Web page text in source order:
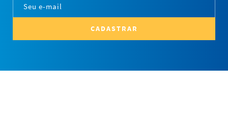
CADASTRAR